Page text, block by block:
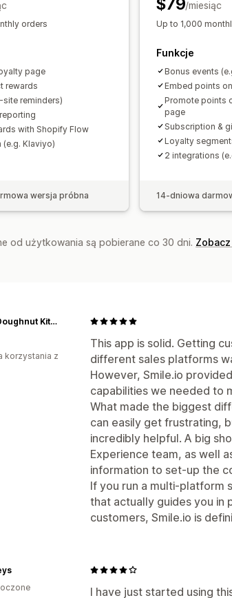
orders
page
rewards
reminders)
with Shopify Flow
(e.g. Klaviyo)
wersja próbna
$79/miesiąc
Up to 1,000
Funkcje
Bonus events
Embed points
Promote points
page
Subscription &
Loyalty
2 integrations
14-dniowa
od użytkowania są pobierane co 30 dni.
This app is solid. Getting
different sales platforms
However, Smile.io
capabilities we needed to
What made the biggest
can easily get frustrating,
incredibly helpful. A big
Experience team, as well
information to set-up the
If you run a multi-platform
that actually guides you in
customers, Smile.io is
American Doughnut Kitchen
korzystania z
I have just started using